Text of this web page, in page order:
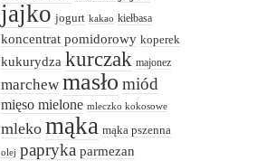
jajko jogurt kakao kiełbasa
koncentrat pomidorowy koperek
kukurydza kurczak majonez
marchew masło miód
mięso mielone mleczko kokosowe
mleko mąka mąka pszenna
olej papryka parmezan